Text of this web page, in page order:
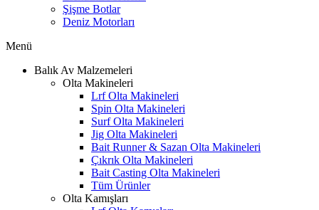
Şişme Botlar
Deniz Motorları
Menü
Balık Av Malzemeleri
Olta Makineleri
Lrf Olta Makineleri
Spin Olta Makineleri
Surf Olta Makineleri
Jig Olta Makineleri
Bait Runner & Sazan Olta Makineleri
Çıkrık Olta Makineleri
Bait Casting Olta Makineleri
Tüm Ürünler
Olta Kamışları